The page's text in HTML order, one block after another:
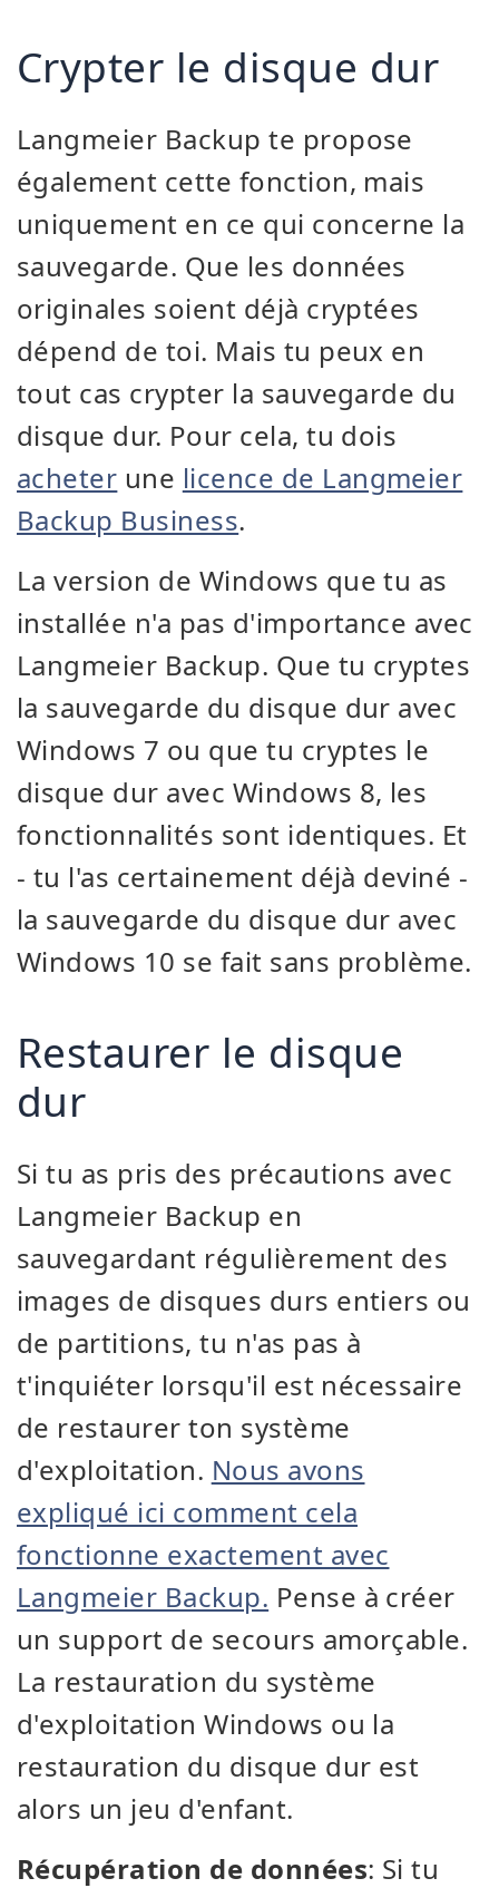
Crypter le disque dur
Langmeier Backup te propose
également cette fonction, mais
uniquement en ce qui concerne la
sauvegarde. Que les données
originales soient déjà cryptées
dépend de toi. Mais tu peux en
tout cas crypter la sauvegarde du
disque dur. Pour cela, tu dois
acheter une licence de Langmeier
Backup Business.
La version de Windows que tu as
installée n'a pas d'importance avec
Langmeier Backup. Que tu cryptes
la sauvegarde du disque dur avec
Windows 7 ou que tu cryptes le
disque dur avec Windows 8, les
fonctionnalités sont identiques. Et
- tu l'as certainement déjà deviné -
la sauvegarde du disque dur avec
Windows 10 se fait sans problème.
Restaurer le disque
dur
Si tu as pris des précautions avec
Langmeier Backup en
sauvegardant régulièrement des
images de disques durs entiers ou
de partitions, tu n'as pas à
t'inquiéter lorsqu'il est nécessaire
de restaurer ton système
d'exploitation. Nous avons
expliqué ici comment cela
fonctionne exactement avec
Langmeier Backup. Pense à créer
un support de secours amorçable.
La restauration du système
d'exploitation Windows ou la
restauration du disque dur est
alors un jeu d'enfant.
Récupération de données: Si tu